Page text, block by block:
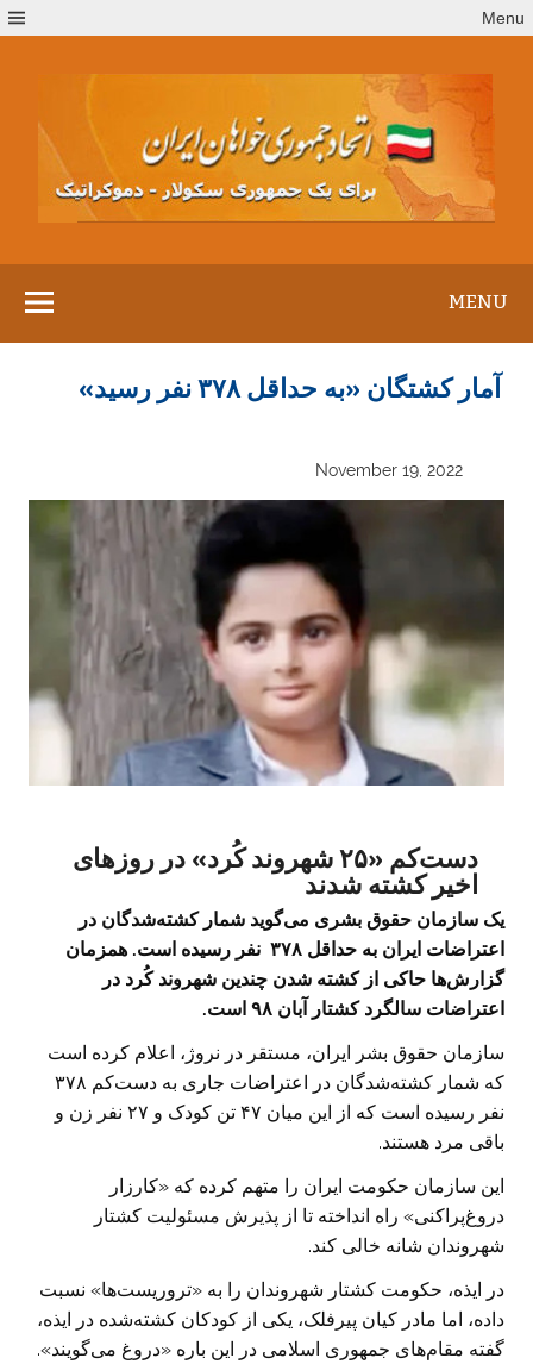
to
Menu
MENU
آ مار کشتگان «به حداقل ۳۷۸ نفر رسید»
November 19, 2022
دست‌کم «۲۵ شهروند کُرد» در روزهای
اخیر کشته شدند
ی ک سازمان حقوق بشری می‌گوید شمار کشته‌شدگان در
اعتراضات ایران به حداقل ۳۷۸ نفر رسیده است. همزمان
گزارش‌ها حاکی از کشته شدن چندین شهروند کُرد در
اعتراضات سالگرد کشتار آبان ۹۸ است.
س ازمان حقوق بشر ایران، مستقر در نروژ، اعلام کرده است
که شمار کشته‌شدگان در اعتراضات جاری به دست‌کم ۳۷۸
نفر رسیده است که از این میان ۴۷ تن کودک و ۲۷ نفر زن و
باقی مرد هستند.
این سازمان حکومت ایران را متهم کرده که «کارزار
دروغ‌پراکنی» راه انداخته تا از پذیرش مسئولیت کشتار
شهروندان شانه خالی کند.
د ر ایذه، حکومت کشتار شهروندان را به «تروریست‌ها» نسبت
داده، اما مادر کیان پیرفلک، یکی از کودکان کشته‌شده در ایذه،
گفته مقام‌های جمهوری اسلامی در این باره «دروغ می‌گویند».